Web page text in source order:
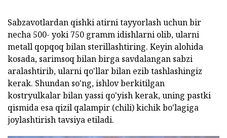
Sabzavotlardan qishki atirni tayyorlash uchun bir
necha 500- yoki 750 gramm idishlarni olib, ularni
metall qopqoq bilan sterillashtiring. Keyin alohida
kosada, sarimsoq bilan birga savdalangan sabzi
aralashtirib, ularni qo'llar bilan ezib tashlashingiz
kerak. Shundan so'ng, ishlov berkitilgan
kostryulkalar bilan yassi qo'yish kerak, uning pastki
qismida esa qizil qalampir (chili) kichik bo'lagiga
joylashtirish tavsiya etiladi.